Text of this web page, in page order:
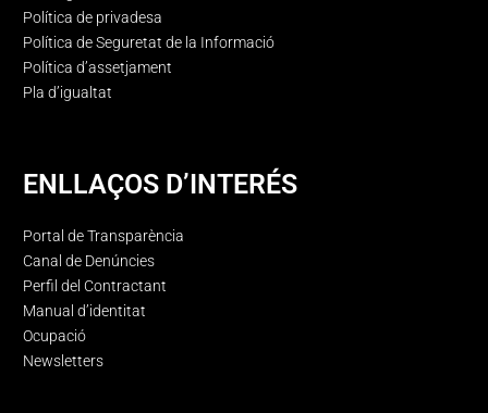
Política de privadesa
Política de Seguretat de la Informació
Política d’assetjament
Pla d’igualtat
ENLLAÇOS D’INTERÉS
Portal de Transparència
Canal de Denúncies
Perfil del Contractant
Manual d’identitat
Ocupació
Newsletters